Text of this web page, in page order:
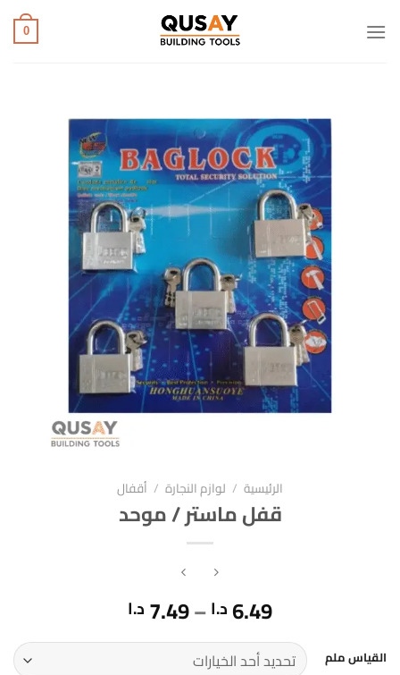
للمحتوى
0
الرئيسية / لوازم النجارة / أقفال
قفل ماستر / موحد
6.49د.ا–
7.49 د.ا
السعر:
من القياس ملم